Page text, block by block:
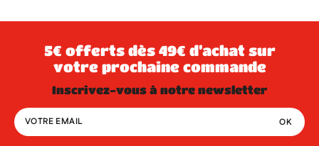
5€ offerts dès 49€ d’achat sur
votre prochaine commande
inscrivez-vous à notre newsletter